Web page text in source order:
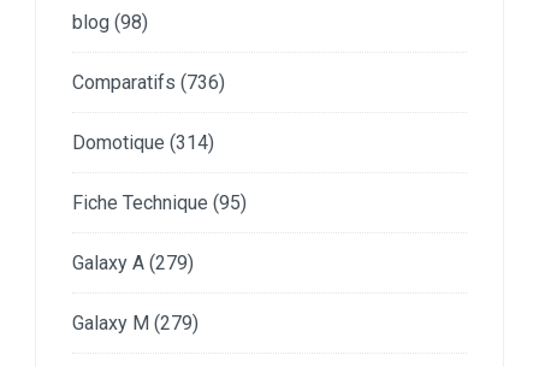
blog (98)
Comparatifs (736)
Domotique (314)
Fiche Technique (95)
Galaxy A (279)
Galaxy M (279)